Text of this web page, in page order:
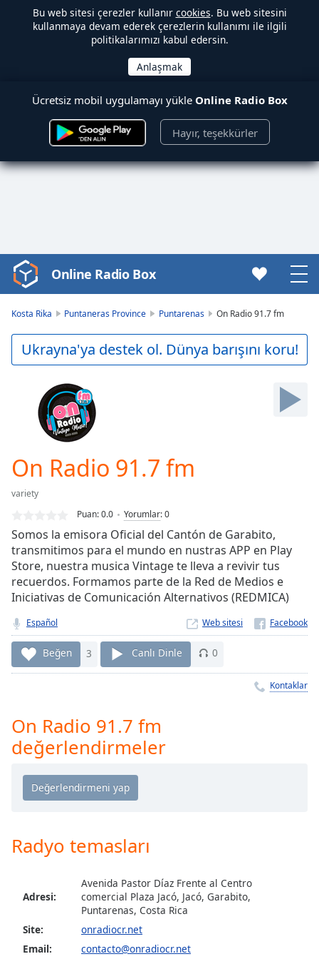
Bu web sitesi çerezler kullanır cookies. Bu web sitesini
kullanmaya devam ederek çerezlerin kullanımı ile ilgili
politikalarımızı kabul edersin.
Ücretsiz mobil uygulamayı yükle Online Radio Box
Hayır, teşekkürler
Video
Player
Play
Video
Backward
Current
Time 0:00
Duration
0.00%
Stream
TypeLIVE
Seek to
live,
currently
behind
live LIVE
Remaining
Time-
Playback
Rate
Chapters
Chapters
descriptions
off,
Subtitles
subtitles
settings
Online Radio Box
Kosta Rika Puntaneras Province Puntarenas On Radio 91.7 fm
Ukrayna'ya destek ol. Dünya barışını koru!
On Radio 91.7 fm
variety
Puan:0.0 Yorumlar:0
Somos la emisora Oficial del Cantón de Garabito,
transmitimos para el mundo en nustras APP en Play
Store, nuestra musica Vintage te lleva a revivir tus
recuerdos. Formamos parte de la Red de Medios e
Iniciativas de Comunicación Alternativos (REDMICA)
Español Web sitesi
Beğen 3 Canlı Dinle 0
Kontaklar
On Radio 91.7 fm
değerlendirmeler
Radyo temasları
Adresi:
Avenida Pastor Díaz Frente al Centro
comercial Plaza Jacó, Jacó, Garabito,
Puntarenas, Costa Rica
Site:
onradiocr.net
Email:
contacto@onradiocr.net